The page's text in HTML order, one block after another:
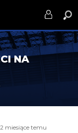
NA
2 miesiące temu